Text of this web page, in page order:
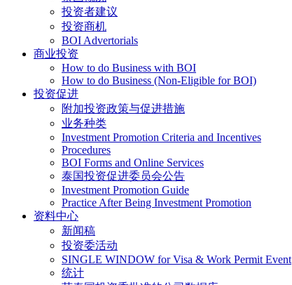
投资者建议
投资商机
BOI Advertorials
商业投资
How to do Business with BOI
How to do Business (Non-Eligible for BOI)
投资促进
附加投资政策与促进措施
业务种类
Investment Promotion Criteria and Incentives
Procedures
BOI Forms and Online Services
泰国投资促进委员会公告
Investment Promotion Guide
Practice After Being Investment Promotion
资料中心
新闻稿
投资委活动
SINGLE WINDOW for Visa & Work Permit Event
统计